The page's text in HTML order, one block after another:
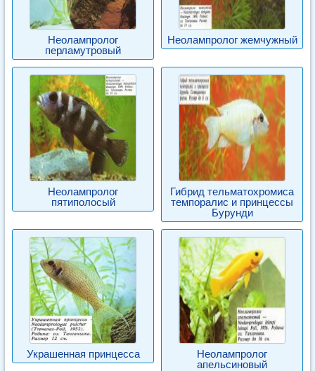
Неолампролог
перламутровый
Неолампролог жемчужный
Неолампролог
пятиполосый
Гибрид тельматохромиса
темпоралис и принцессы
Бурунди
Украшенная принцесса
Неолампролог
апельсиновый